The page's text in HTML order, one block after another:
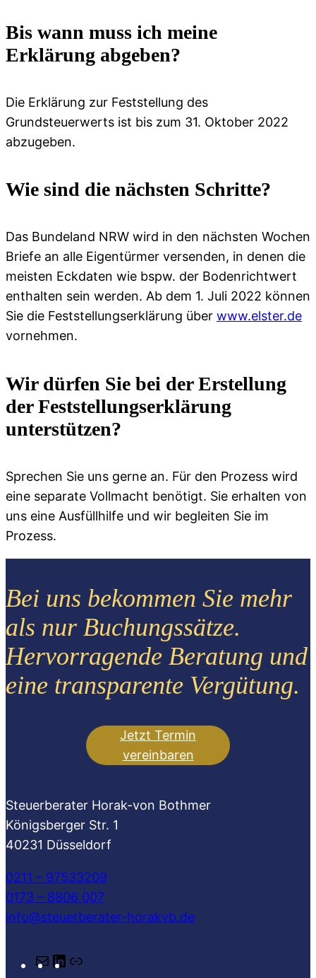
Bis wann muss ich meine
Erklärung abgeben?
Die Erklärung zur Feststellung des
Grundsteuerwerts ist bis zum 31. Oktober 2022
abzugeben.
Wie sind die nächsten Schritte?
Das Bundeland NRW wird in den nächsten Wochen
Briefe an alle Eigentürmer versenden, in denen die
meisten Eckdaten wie bspw. der Bodenrichtwert
enthalten sein werden. Ab dem 1. Juli 2022 können
Sie die Feststellungserklärung über www.elster.de
vornehmen.
Wir dürfen Sie bei der Erstellung
der Feststellungserklärung
unterstützen?
Sprechen Sie uns gerne an. Für den Prozess wird
eine separate Vollmacht benötigt. Sie erhalten von
uns eine Ausfüllhilfe und wir begleiten Sie im
Prozess.
Bei uns bekommen Sie mehr
als nur Buchungssätze.
Hervorragende Beratung und
eine transparente Vergütung.
Jetzt Termin
vereinbaren
Steuerberater Horak-von Bothmer
Königsberger Str. 1
40231 Düsseldorf
0211 – 97533209
0173 – 8806 007
info@steuerberater-horakvb.de
E
L